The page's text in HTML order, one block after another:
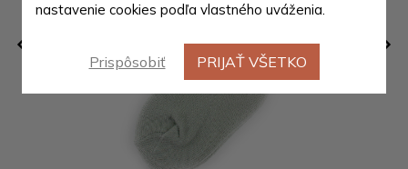
nastavenie cookies podľa vlastného uváženia.
Prispôsobiť PRIJAŤ VŠETKO